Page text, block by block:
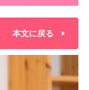
本文に戻る